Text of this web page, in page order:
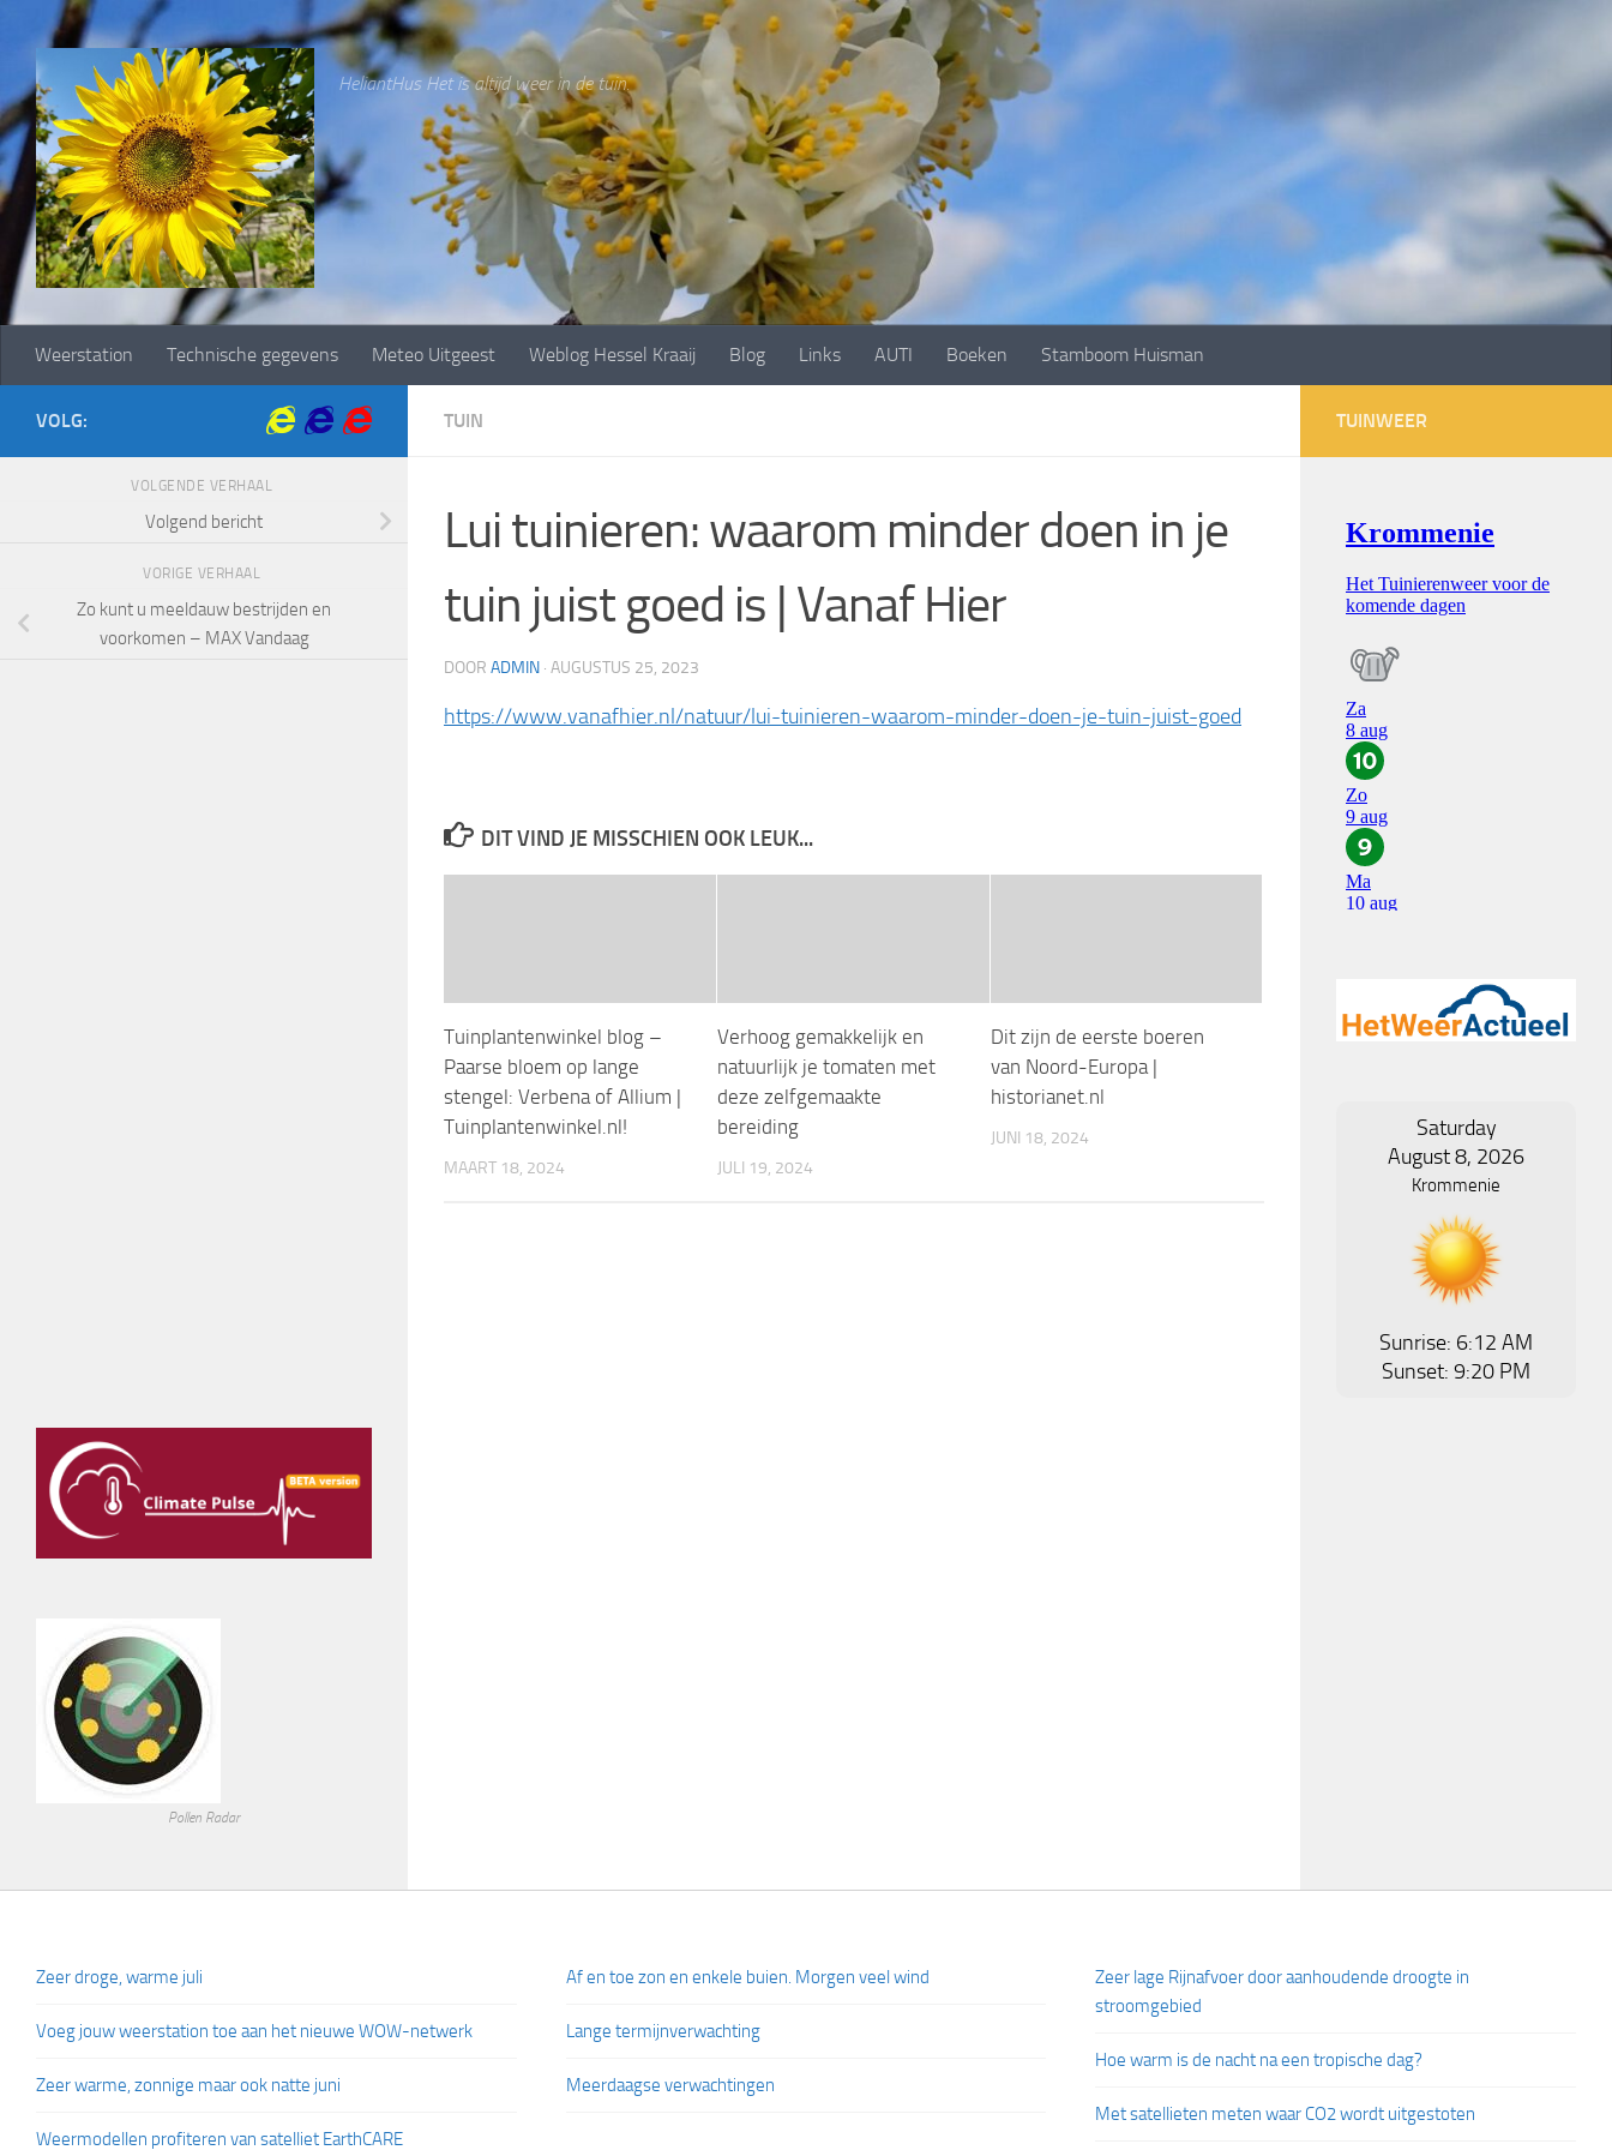
Doorgaan naar inhoud
HeliantHus Het is altijd weer in de tuin.
Weerstation Technische gegevens Meteo Uitgeest Weblog Hessel Kraaij Blog Links AUTI Boeken Stamboom Huisman
TUIN
Lui tuinieren: waarom minder doen in je
tuin juist goed is | Vanaf Hier
DOOR ADMIN · AUGUSTUS 25, 2023
https://www.vanafhier.nl/natuur/lui-tuinieren-waarom-minder-doen-je-tuin-juist-goed
DIT VIND JE MISSCHIEN OOK LEUK...
Tuinplantenwinkel blog –
Paarse bloem op lange
stengel: Verbena of Allium |
Tuinplantenwinkel.nl!
MAART 18, 2024
Verhoog gemakkelijk en
natuurlijk je tomaten met
deze zelfgemaakte
bereiding
JULI 19, 2024
Dit zijn de eerste boeren
van Noord-Europa |
historianet.nl
JUNI 18, 2024
VOLG:
VOLGENDE VERHAAL
Volgend bericht
VORIGE VERHAAL
Zo kunt u meeldauw bestrijden en
voorkomen – MAX Vandaag
Pollen Radar
TUINWEER
Saturday
August 8, 2026
Krommenie
Sunrise: 6:12 AM
Sunset: 9:20 PM
Zeer droge, warme juli
Voeg jouw weerstation toe aan het nieuwe WOW-netwerk
Zeer warme, zonnige maar ook natte juni
Weermodellen profiteren van satelliet EarthCARE
Af en toe zon en enkele buien. Morgen veel wind
Lange termijnverwachting
Meerdaagse verwachtingen
Zeer lage Rijnafvoer door aanhoudende droogte in
stroomgebied
Hoe warm is de nacht na een tropische dag?
Met satellieten meten waar CO2 wordt uitgestoten